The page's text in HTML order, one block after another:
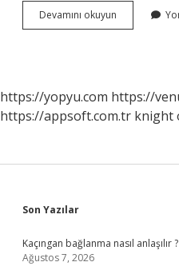
Devamını okuyun Bilgisayar
Programcısı
https://yopyu.com https://
https://appsoft.com.tr knight
Sidebar
Son Yazılar
Kaçıngan bağlanma nasıl anlaşılır ?
Ağustos 7, 2026